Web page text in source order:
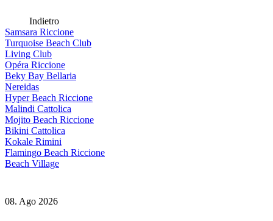
Indietro
Samsara Riccione
Turquoise Beach Club
Living Club
Opéra Riccione
Beky Bay Bellaria
Nereidas
Hyper Beach Riccione
Malindi Cattolica
Mojito Beach Riccione
Bikini Cattolica
Kokale Rimini
Flamingo Beach Riccione
Beach Village
08. Ago 2026